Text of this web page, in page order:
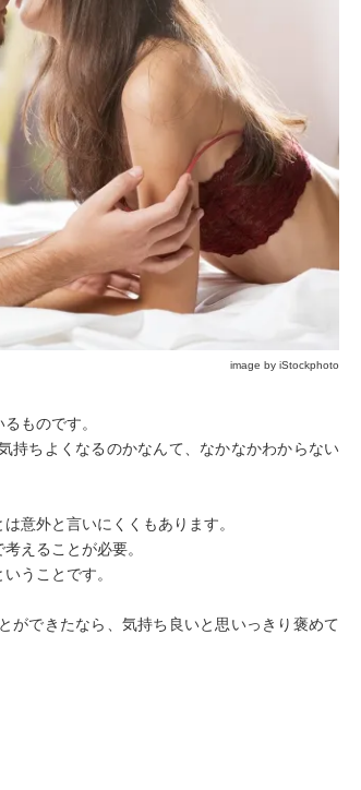
image by iStockphoto
ものです。
持ちよくなるのかなんて、なかなかわからない
意外と言いにくくもあります。
えることが必要。
うことです。
ができたなら、気持ち良いと思いっきり褒めて